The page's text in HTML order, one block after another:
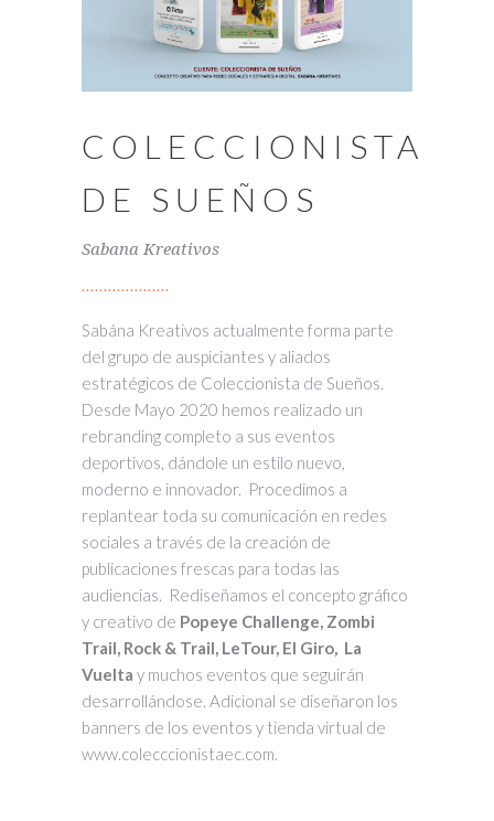
COLECCIONISTA
DE SUEÑOS
Sabana Kreativos
Sabána Kreativos actualmente forma parte
del grupo de auspiciantes y aliados
estratégicos de Coleccionista de Sueños.
Desde Mayo 2020 hemos realizado un
rebranding completo a sus eventos
deportivos, dándole un estilo nuevo,
moderno e innovador. Procedimos a
replantear toda su comunicación en redes
sociales a través de la creación de
publicaciones frescas para todas las
audiencias. Rediseñamos el concepto gráfico
y creativo de Popeye Challenge, Zombi
Trail, Rock & Trail, LeTour, El Giro, La
Vuelta y muchos eventos que seguirán
desarrollándose. Adicional se diseñaron los
banners de los eventos y tienda virtual de
www.colecccionistaec.com.